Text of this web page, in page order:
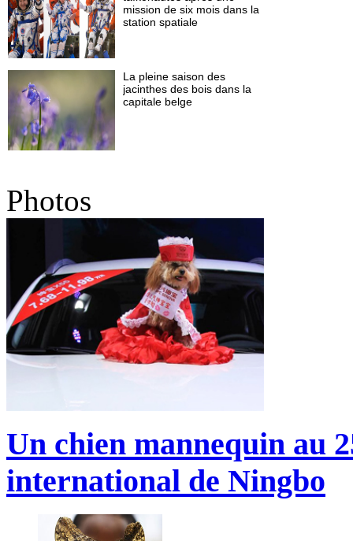
Photos
Un chien mannequin au
international de Ningbo